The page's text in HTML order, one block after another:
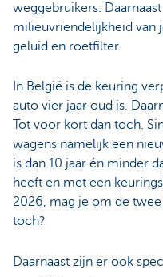
weggebruikers.
milieuvriendelijkheid van
geluid en roetfilter.
In België is de keuring
auto vier jaar oud is.
Tot voor kort dan toch.
wagens namelijk een
is dan 10 jaar én minder
heeft en met een
2026, mag je om de
toch?
Daarnaast zijn er ook